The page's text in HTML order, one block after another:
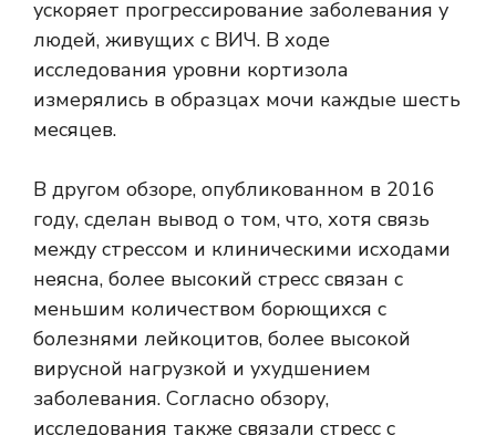
ускоряет прогрессирование заболевания у
людей, живущих с ВИЧ. В ходе
исследования уровни кортизола
измерялись в образцах мочи каждые шесть
месяцев.
В другом обзоре, опубликованном в 2016
году, сделан вывод о том, что, хотя связь
между стрессом и клиническими исходами
неясна, более высокий стресс связан с
меньшим количеством борющихся с
болезнями лейкоцитов, более высокой
вирусной нагрузкой и ухудшением
заболевания. Согласно обзору,
исследования также связали стресс с